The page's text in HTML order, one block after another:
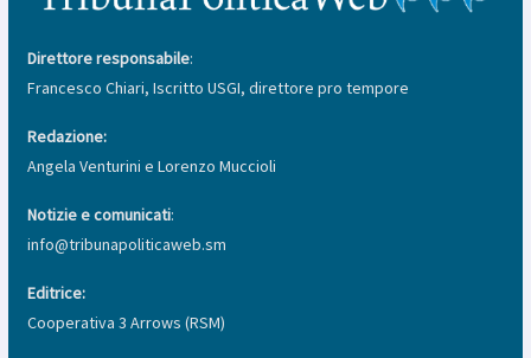
Direttore responsabile:
Francesco Chiari, Iscritto USGI, direttore pro tempore
Redazione:
Angela Venturini e Lorenzo Muccioli
Notizie e comunicati:
info@tribunapoliticaweb.sm
Editrice:
Cooperativa 3 Arrows (RSM)